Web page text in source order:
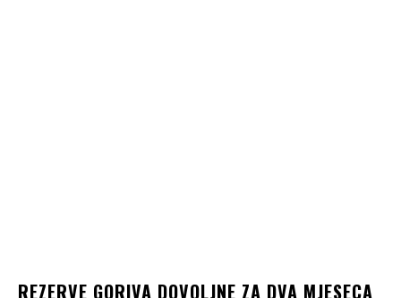
REZERVE GORIVA DOVOLJNE ZA DVA MJESECA